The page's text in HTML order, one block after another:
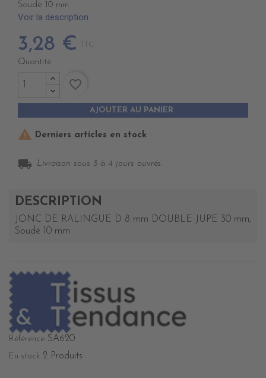
Soudé 10 mm
Voir la description
3,28 € TTC
Quantité
AJOUTER AU PANIER
favorite_border
 Derniers articles en stock
local_shipping Livraison sous 3 à 4 jours ouvrés.
DESCRIPTION
JONC DE RALINGUE D 8 mm DOUBLE JUPE 30 mm,
Soudé 10 mm
Référence SA620
En stock 2 Produits